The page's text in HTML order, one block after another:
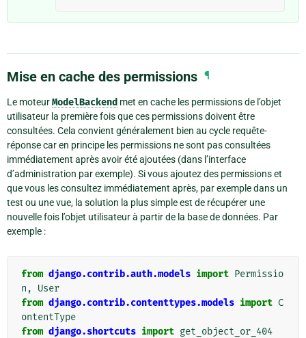
Mise en cache des permissions ¶
Le moteurModelBackend met en cache les permissions de l’objet
utilisateur la première fois que ces permissions doivent être
consultées. Cela convient généralement bien au cycle requête-
réponse car en principe les permissions ne sont pas consultées
immédiatement après avoir été ajoutées (dans l’interface
d’administration par exemple). Si vous ajoutez des permissions et
que vous les consultez immédiatement après, par exemple dans un
test ou une vue, la solution la plus simple est de récupérer une
nouvelle fois l’objet utilisateur à partir de la base de données. Par
exemple :
from django.contrib.auth.models import Permissio
n ,
User
from django.contrib.contenttypes.models import C
ontentType
from django.shortcuts import get_object_or_404